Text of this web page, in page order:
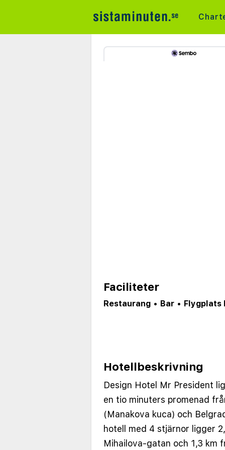
Faciliteter
Restaurang • Bar • Flygplats
Hotellbeskrivning
Design Hotel Mr President
en tio minuters promenad
(Manakova kuca) och
hotell med 4 stjärnor ligger
Mihailova-gatan och 1,3 km